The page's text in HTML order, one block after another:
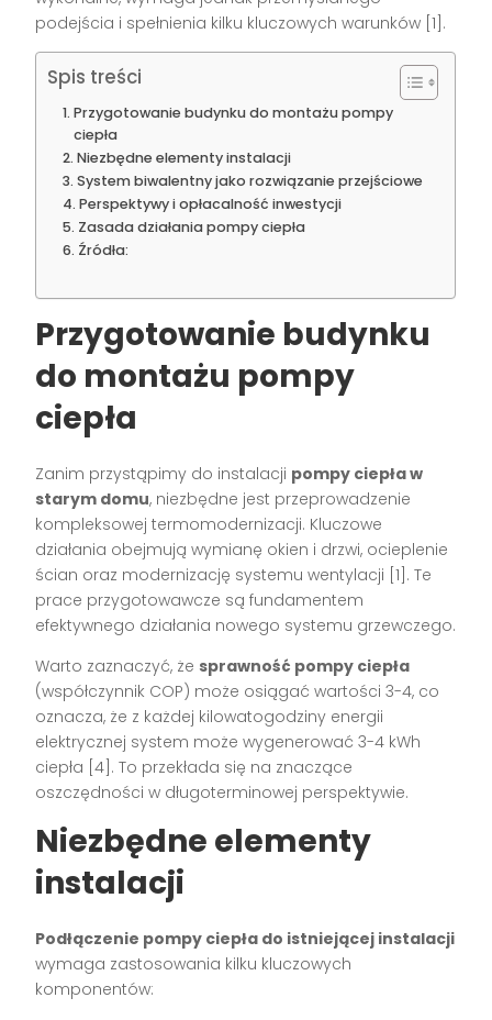
podejścia i spełnienia kilku kluczowych warunków [1].
Spis treści
Przygotowanie budynku do montażu pompy
ciepła
Niezbędne elementy instalacji
System biwalentny jako rozwiązanie przejściowe
Perspektywy i opłacalność inwestycji
Zasada działania pompy ciepła
Źródła:
Przygotowanie budynku
do montażu pompy
ciepła
Zanim przystąpimy do instalacji pompy ciepła w
starym domu, niezbędne jest przeprowadzenie
kompleksowej termomodernizacji. Kluczowe
działania obejmują wymianę okien i drzwi, ocieplenie
ścian oraz modernizację systemu wentylacji [1]. Te
prace przygotowawcze są fundamentem
efektywnego działania nowego systemu grzewczego.
Warto zaznaczyć, że sprawność pompy ciepła
(współczynnik COP) może osiągać wartości 3-4, co
oznacza, że z każdej kilowatogodziny energii
elektrycznej system może wygenerować 3-4 kWh
ciepła [4]. To przekłada się na znaczące
oszczędności w długoterminowej perspektywie.
Niezbędne elementy
instalacji
Podłączenie pompy ciepła do istniejącej instalacji
wymaga zastosowania kilku kluczowych
komponentów: